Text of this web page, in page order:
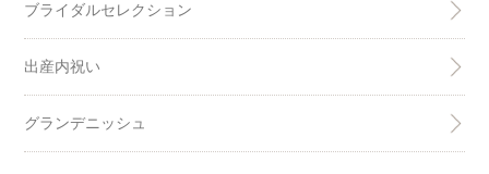
ブライダルセレクション
出産内祝い
グランデニッシュ